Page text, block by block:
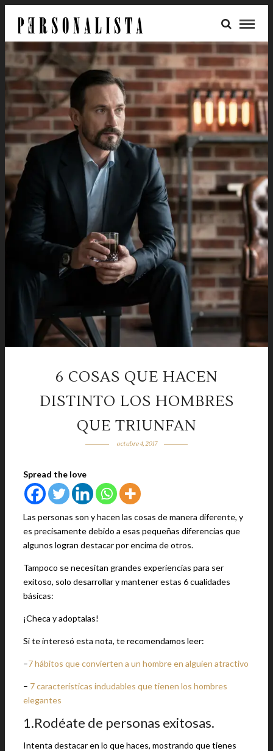
6 COSAS QUE HACEN
DISTINTO LOS HOMBRES
QUE TRIUNFAN
octubre 4, 2017
Spread the love
Las personas son y hacen las cosas de manera diferente, y
es precisamente debido a esas pequeñas diferencias que
algunos logran destacar por encima de otros.
Tampoco se necesitan grandes experiencias para ser
exitoso, solo desarrollar y mantener estas 6 cualidades
básicas:
¡Checa y adoptalas!
Si te interesó esta nota, te recomendamos leer:
–7 hábitos que convierten a un hombre en alguien atractivo
– 7 características indudables que tienen los hombres
elegantes
1.Rodéate de personas exitosas.
Intenta destacar en lo que haces, mostrando que tienes